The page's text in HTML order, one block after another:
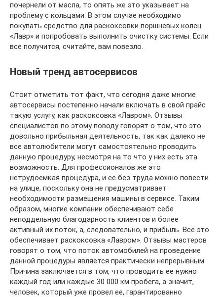
почернели от масла, то опять же это указывает на
проблему с кольцами. В этом случае необходимо
покупать средство для раскоксовки поршневых колец
«Лавр» и попробовать выполнить очистку системы. Если
все получится, считайте, вам повезло.
Новый тренд автосервисов
Стоит отметить тот факт, что сегодня даже многие
автосервисы постепенно начали включать в свой прайс
такую услугу, как раскоксовка «Лавром». Отзывы
специалистов по этому поводу говорят о том, что это
довольно прибыльная деятельность, так как далеко не
все автолюбители могут самостоятельно проводить
данную процедуру, несмотря на то что у них есть эта
возможность. Для профессионалов же это
нетрудоемкая процедура, и ее без труда можно повести
на улице, поскольку она не предусматривает
необходимости размещения машины в сервисе. Таким
образом, многие компании обеспечивают себе
неподдельную благодарность клиентов и более
активный их поток, а, следовательно, и прибыль. Все это
обеспечивает раскоксовка «Лавром». Отзывы мастеров
говорят о том, что поток автомобилей на проведение
данной процедуры является практически непрерывным.
Причина заключается в том, что проводить ее нужно
каждый год или каждые 30 000 км пробега, а значит,
человек, который уже провел ее, гарантированно